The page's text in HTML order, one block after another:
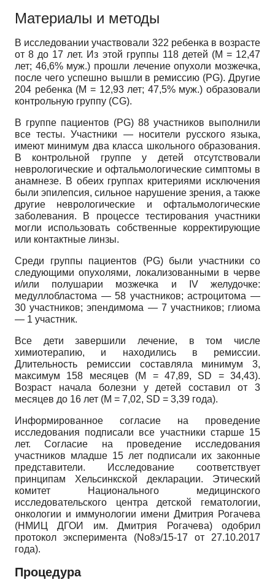
Материалы и методы
В исследовании участвовали 322 ребенка в возрасте
от 8 до 17 лет. Из этой группы 118 детей (M = 12,47
лет; 46,6% муж.) прошли лечение опухоли мозжечка,
после чего успешно вышли в ремиссию (PG). Другие
204 ребенка (M = 12,93 лет; 47,5% муж.) образовали
контрольную группу (CG).
В группе пациентов (PG) 88 участников выполнили
все тесты. Участники — носители русского языка,
имеют минимум два класса школьного образования.
В контрольной группе у детей отсутствовали
неврологические и офтальмологические симптомы в
анамнезе. В обеих группах критериями исключения
были эпилепсия, сильное нарушение зрения, а также
другие неврологические и офтальмологические
заболевания. В процессе тестирования участники
могли использовать собственные корректирующие
или контактные линзы.
Среди группы пациентов (PG) были участники со
следующими опухолями, локализованными в черве
и/или полушарии мозжечка и IV желудочке:
медуллобластома — 58 участников; астроцитома —
30 участников; эпендимома — 7 участников; глиома
— 1 участник.
Все дети завершили лечение, в том числе
химиотерапию, и находились в ремиссии.
Длительность ремиссии составляла минимум 3,
максимум 158 месяцев (M = 47,89, SD = 34,43).
Возраст начала болезни у детей составил от 3
месяцев до 16 лет (M = 7,02, SD = 3,39 года).
Информированное согласие на проведение
исследования подписали все участники старше 15
лет. Согласие на проведение исследования
участников младше 15 лет подписали их законные
представители. Исследование соответствует
принципам Хельсинкской декларации. Этический
комитет Национального медицинского
исследовательского центра детской гематологии,
онкологии и иммунологии имени Дмитрия Рогачева
(НМИЦ ДГОИ им. Дмитрия Рогачева) одобрил
протокол эксперимента (No8э/15-17 от 27.10.2017
года).
Процедура